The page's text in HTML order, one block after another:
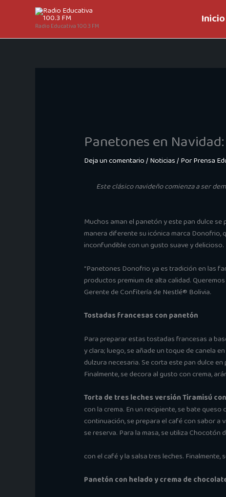
Radio Educativa 100.3 FM Inicio
Panetones en
Deja un comentario/Noticias/ PorPrensa
Este clásico navideño comienza a ser
Muchos aman el panetón y este pan dulce
manera diferente su icónica marca Donofrio,
inconfundible con un gusto suave y delicioso.
“Panetones Donofrio ya es tradición en las
productos premium de alta calidad.
Gerente de Confitería de Nestlé® Bolivia.
Tostadas francesas con panetón
Para preparar estas tostadas francesas a
y clara; luego, se añade un toque de canela
dulzura necesaria. Se corta este pan dulce
Finalmente, se decora al gusto con crema,
Torta de tres leches versión Tiramisú
con la crema. En un recipiente, se bate
continuación, se prepara el café con sabor a
se reserva. Para la masa, se utiliza
con el café y la salsa tres leches.
Panetón con helado y crema de